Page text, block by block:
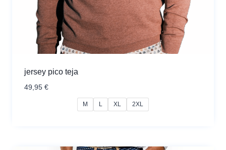
jersey pico teja
49,95 €
M L XL 2XL